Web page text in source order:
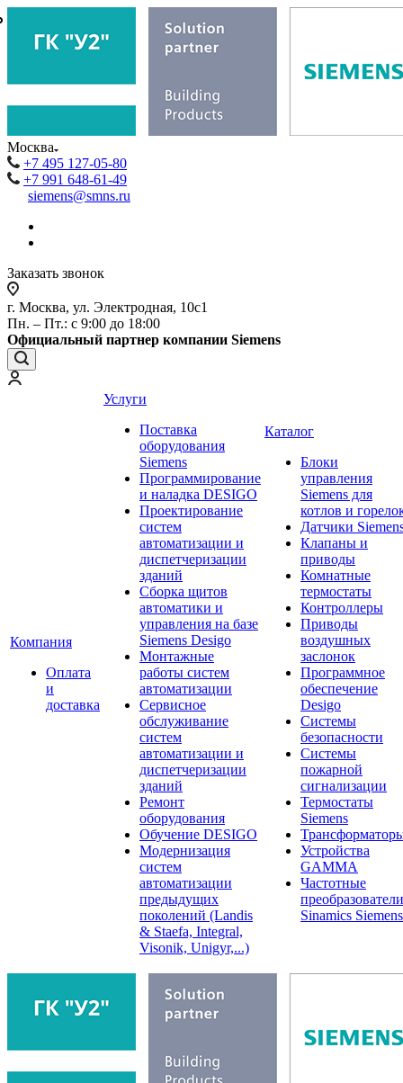
Москва
+7 495 127-05-80
+7 991 648-61-49
siemens@smns.ru
Заказать звонок
г. Москва, ул. Электродная, 10с1
Пн. – Пт.: с 9:00 до 18:00
Официальный партнер компании Siemens
Компания
Оплата
и
доставка
Услуги
Поставка
оборудования
Siemens
Программирование
и наладка DESIGO
Проектирование
систем
автоматизации и
диспетчеризации
зданий
Сборка щитов
автоматики и
управления на базе
Siemens Desigo
Монтажные
работы систем
автоматизации
Сервисное
обслуживание
систем
автоматизации и
диспетчеризации
зданий
Ремонт
оборудования
Обучение DESIGO
Модернизация
систем
автоматизации
предыдущих
поколений (Landis
& Staefa, Integral,
Visonik, Unigyr,...)
Каталог
Блоки
управления
Siemens для
котлов и
Датчики
Клапаны и
приводы
Комнатные
термостаты
Контроллеры
Приводы
воздушных
заслонок
Программное
обеспечение
Desigo
Системы
безопасности
Системы
пожарной
сигнализации
Термостаты
Siemens
Устройства
GAMMA
Частотные
преобразователи
Sinamics Siemens